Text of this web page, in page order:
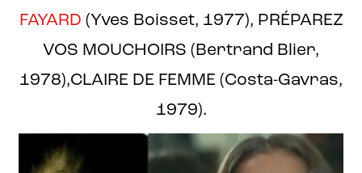
FAYARD (Yves Boisset, 1977), PRÉPAREZ
VOS MOUCHOIRS (Bertrand Blier,
1978),CLAIRE DE FEMME (Costa-Gavras,
1979).